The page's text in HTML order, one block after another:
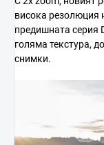
висока резолюция
предишната серия
голяма текстура,
снимки.